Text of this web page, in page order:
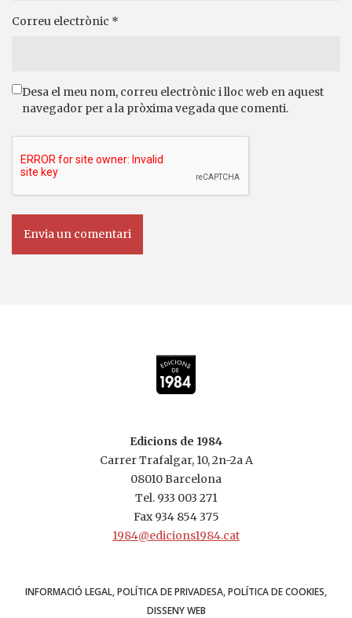
Correu electrònic *
Desa el meu nom, correu electrònic i lloc web en aquest
navegador per a la pròxima vegada que comenti.
Edicions de 1984
Carrer Trafalgar, 10, 2n-2a A
08010 Barcelona
Tel. 933 003 271
Fax 934 854 375
1984@edicions1984.cat
INFORMACIÓ LEGAL POLÍTICA DE PRIVADESA POLÍTICA DE COOKIES
DISSENY WEB